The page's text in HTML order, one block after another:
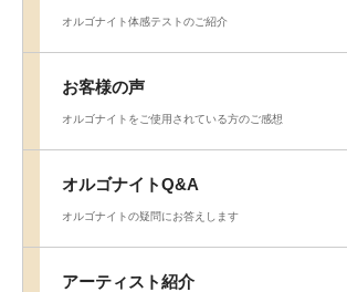
オルゴナイト体感テストのご紹介
お客様の声
オルゴナイトをご使用されている方のご感想
オルゴナイトQ&A
オルゴナイトの疑問にお答えします
アーティスト紹介